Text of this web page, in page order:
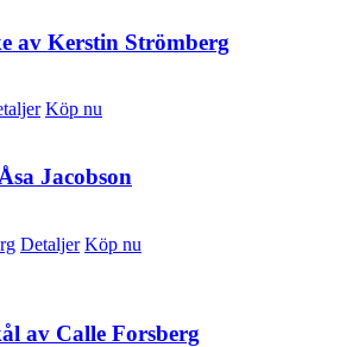
av Kerstin Strömberg
Köp nu
Jacobson
Detaljer Köp nu
av Calle Forsberg